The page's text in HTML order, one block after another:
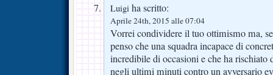
Luigi ha scritto:
Aprile 24th, 2015 alle 07:04
Vorrei condividere il tuo ottimismo ma,
penso che una squadra incapace di
incredibile di occasioni e che ha rischiato
negli ultimi minuti contro un avversario